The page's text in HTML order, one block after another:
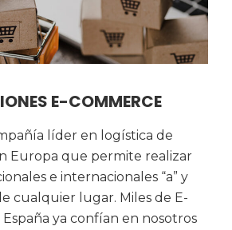
E-COMMERCE
líder en logística de
Europa que permite realizar
e internacionales “a” y
cualquier lugar. Miles de E-
ya confían en nosotros